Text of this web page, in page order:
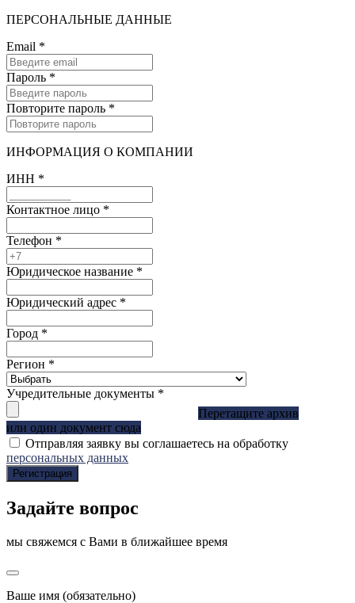
ПЕРСОНАЛЬНЫЕ ДАННЫЕ
Email *
Пароль *
Повторите пароль *
ИНФОРМАЦИЯ О КОМПАНИИ
ИНН *
Контактное лицо *
Телефон *
Юридическое название *
Юридический адрес *
Город *
Регион *
Учредительные документы *
Перетащите архив
или один документ сюда
Отправляя заявку вы соглашаетесь на обработку
персональных данных
Регистрация
Задайте вопрос
мы свяжемся с Вами в ближайшее время
Ваше имя (обязательно)